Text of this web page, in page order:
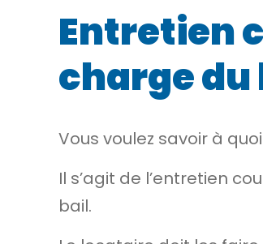
Entretien
charge
Vous voulez savoir à
Il s’agit de l’entretien
bail.